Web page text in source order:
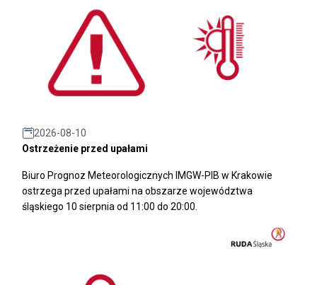
2026-08-10
Ostrzeżenie przed upałami
Biuro Prognoz Meteorologicznych IMGW-PIB w Krakowie
ostrzega przed upałami na obszarze województwa
śląskiego 10 sierpnia od 11:00 do 20:00.